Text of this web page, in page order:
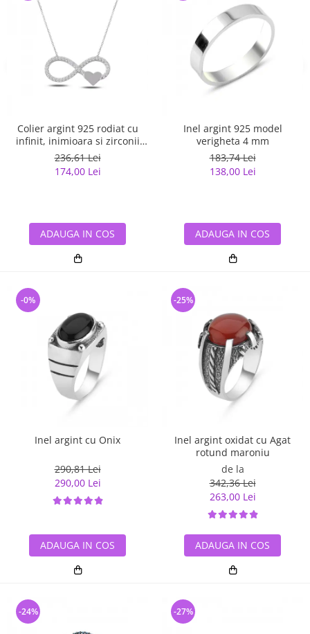
Colier argint 925 rodiat cu
infinit, inimioara si zirconii
albe - Infinite You CTU0067
236,61 Lei
174,00 Lei
ADAUGA IN COS
Inel argint 925 model
verigheta 4 mm
183,74 Lei
138,00 Lei
ADAUGA IN COS
Inel argint cu Onix
290,81 Lei
290,00 Lei
-0%
ADAUGA IN COS
Inel argint oxidat cu Agat
rotund maroniu
de la
342,36 Lei
263,00 Lei
-25%
ADAUGA IN COS
-24% -27%